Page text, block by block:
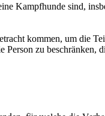
Kampfhunde sind,
kommen, um die
zu beschränken,